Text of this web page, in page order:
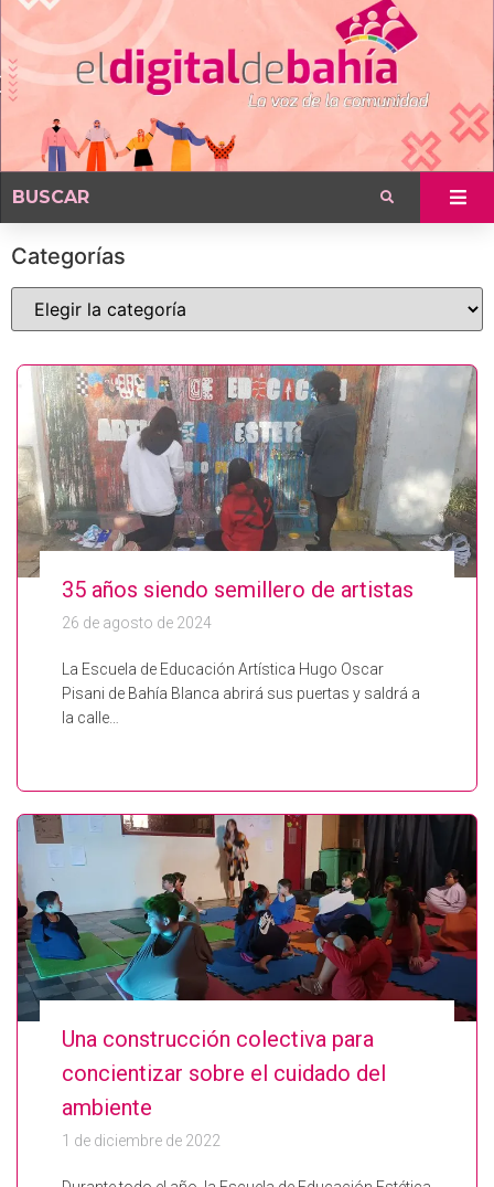
Categorías
35 años siendo semillero de artistas
26 de agosto de 2024
La Escuela de Educación Artística Hugo Oscar
Pisani de Bahía Blanca abrirá sus puertas y saldrá a
la calle…
Una construcción colectiva para
concientizar sobre el cuidado del
ambiente
1 de diciembre de 2022